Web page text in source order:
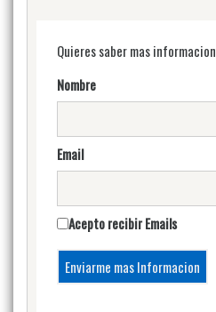
Quieres saber mas
Nombre
Email
Acepto recibir Emails